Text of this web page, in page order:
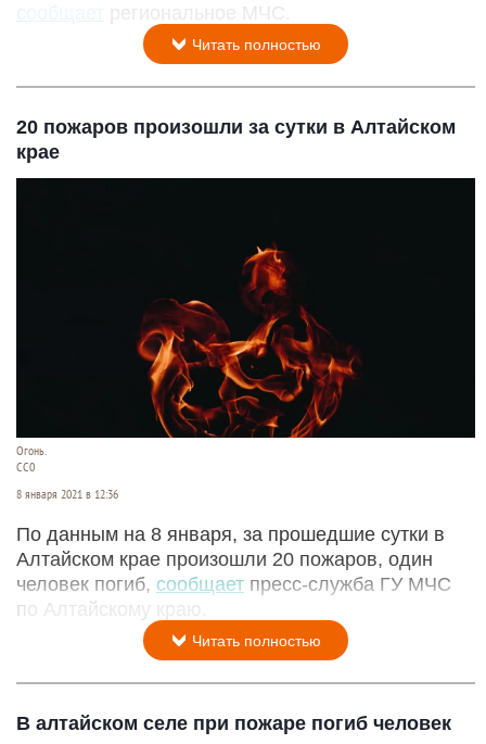
сообщает
региональное МЧС.
Читать полностью
20 пожаров произошли за сутки в Алтайском
крае
Огонь.
СС0
8 января 2021 в 12:36
По данным на 8 января, за прошедшие сутки в
Алтайском крае произошли 20 пожаров, один
человек погиб, сообщает пресс-служба ГУ МЧС
по Алтайскому краю.
Читать полностью
В алтайском селе при пожаре погиб человек